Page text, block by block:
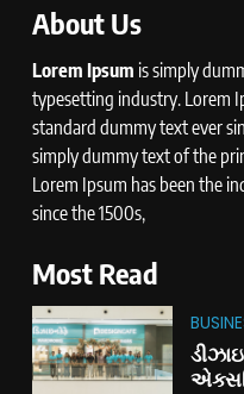
About Us
Lorem Ipsum is simply
typesetting industry. Lorem
standard dummy text ever
simply dummy text of the
Lorem Ipsum has been the
since the 1500s,
Most Read